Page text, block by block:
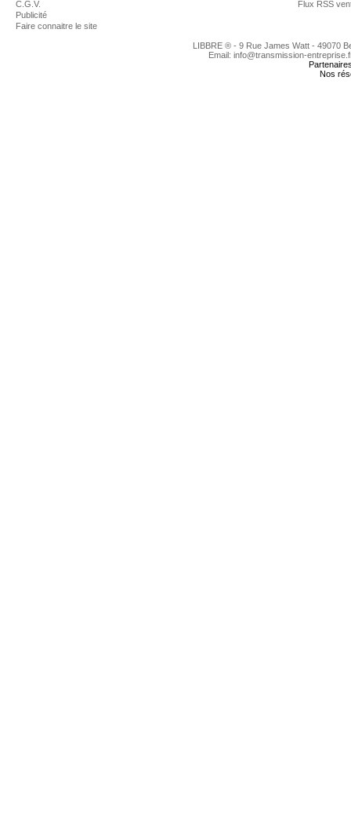
C.G.V.
Publicité
Faire connaitre le site
Flux RSS
LIBBRE ® - 9 Rue James Watt - 49070
Email: info@transmission-
Nos